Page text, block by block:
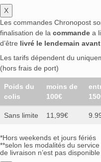
X
Les commandes Chronopost
finalisation de la commande a
d’être livré le lendemain
Les tarifs dépendent du
(hors frais de port)
Poids du
colis
moins de
100€
Sans limite 11,99€
*Hors weekends et jours fériés
**selon les modalités du
de livraison n’est pas